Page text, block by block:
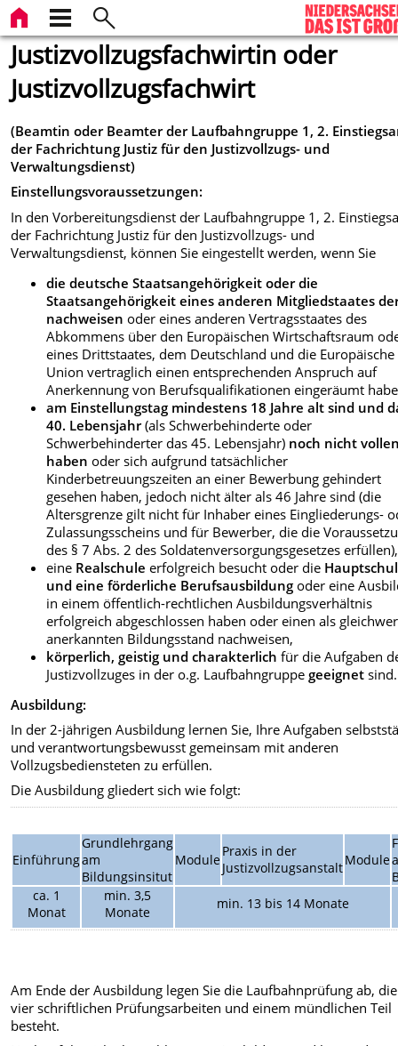
Justizvollzugsfachwirtin oder
Justizvollzugsfachwirt
(Beamtin oder Beamter der Laufbahngruppe 1, 2.
der Fachrichtung Justiz für den Justizvollzugs- und
Verwaltungsdienst)
Einstellungsvoraussetzungen:
In den Vorbereitungsdienst der Laufbahngruppe 1, 2.
der Fachrichtung Justiz für den Justizvollzugs- und
Verwaltungsdienst, können Sie eingestellt werden, wenn Sie
die deutsche Staatsangehörigkeit oder die
Staatsangehörigkeit eines anderen Mitgliedstaates
nachweisen oder eines anderen Vertragsstaates des
Abkommens über den Europäischen Wirtschaftsraum
eines Drittstaates, dem Deutschland und die Europäische
Union vertraglich einen entsprechenden Anspruch auf
Anerkennung von Berufsqualifikationen eingeräumt
am Einstellungstag mindestens 18 Jahre alt sind und
40. Lebensjahr(als Schwerbehinderte oder
Schwerbehinderter das 45. Lebensjahr) noch nicht
haben oder sich aufgrund tatsächlicher
Kinderbetreuungszeiten an einer Bewerbung gehindert
gesehen haben, jedoch nicht älter als 46 Jahre sind (die
Altersgrenze gilt nicht für Inhaber eines Eingliederungs-
Zulassungsscheins und für Bewerber, die die
des § 7 Abs. 2 des Soldatenversorgungsgesetzes erfüllen),
eine Realschule erfolgreich besucht oder die
und eine förderliche Berufsausbildung oder eine
in einem öffentlich-rechtlichen Ausbildungsverhältnis
erfolgreich abgeschlossen haben oder einen als
anerkannten Bildungsstand nachweisen,
körperlich, geistig und charakterlich für die Aufgaben
Justizvollzuges in der o.g. Laufbahngruppegeeignet sind.
Ausbildung:
In der 2-jährigen Ausbildung lernen Sie, Ihre Aufgaben
und verantwortungsbewusst gemeinsam mit anderen
Vollzugsbediensteten zu erfüllen.
Die Ausbildung gliedert sich wie folgt:
Einführung
Grundlehrgang
am
Bildungsinsitut
Module
Praxis in der
JustizvollzugsanstaltModule
ca. 1
Monat
min. 3,5
Monate
min. 13 bis 14 Monate
Am Ende der Ausbildung legen Sie die Laufbahnprüfung ab,
vier schriftlichen Prüfungsarbeiten und einem mündlichen Teil
besteht.